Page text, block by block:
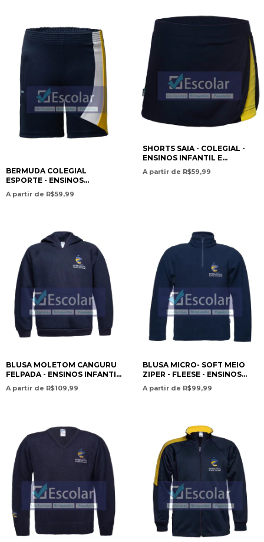
BERMUDA COLEGIAL
ESPORTE - ENSINOS
INFANTIL E FUNDAMENTAL /
SCHOOL SPORTS SHORTS –
A partir de R$59,99
SHORTS SAIA - COLEGIAL -
ENSINOS INFANTIL E
FUNDAMENTAL I / SKORT –
SCHOOL STYLE – PRESCHOOL
A partir de R$59,99
BLUSA MOLETOM CANGURU
FELPADA - ENSINOS INFANTIL
E FUNDAMENTAL /
KANGAROO POCKET FLEECE
A partir de R$109,99
BLUSA MICRO- SOFT MEIO
ZIPER - FLEESE - ENSINOS
INFANTIL E FUNDAMENTAL /
MICROFLEECE HALF-ZIP
A partir de R$99,99